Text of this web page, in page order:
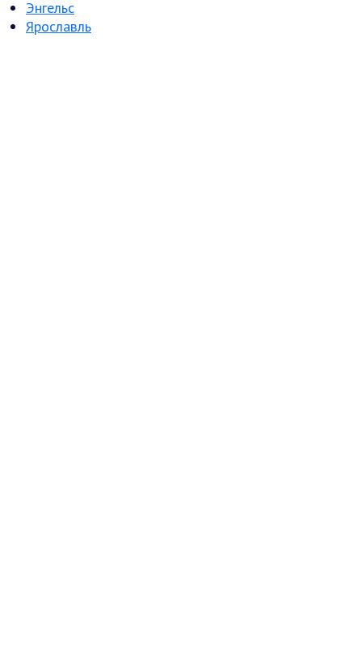
Энгельс
Ярославль